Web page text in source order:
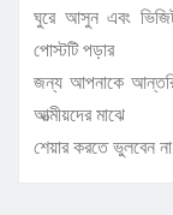
ঘুরে আসুন এবং
পোস্টটি পড়ার
জন্য আপনাকে
আত্মীয়দের মাঝে
শেয়ার করতে ভুলবেন